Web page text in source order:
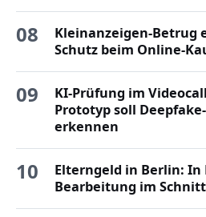
08
Kleinanzeigen-Betrug
Schutz beim Online-
09
KI-Prüfung im
Prototyp soll
erkennen
10
Elterngeld in Berlin:
Bearbeitung im